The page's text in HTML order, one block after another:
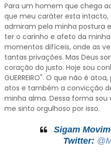
Para um homem que chega
que meu caráter esta intacto,
admiram pela minha postura
ter o carinho e afeto da
momentos difíceis, onde as
tantas privações. Mas Deus
coração do justo. Hoje sou
GUERREIRO". O que não é
atos e também a convicção
minha alma. Dessa forma
me sinto orgulhoso por isso.
Sigam
Twitter: